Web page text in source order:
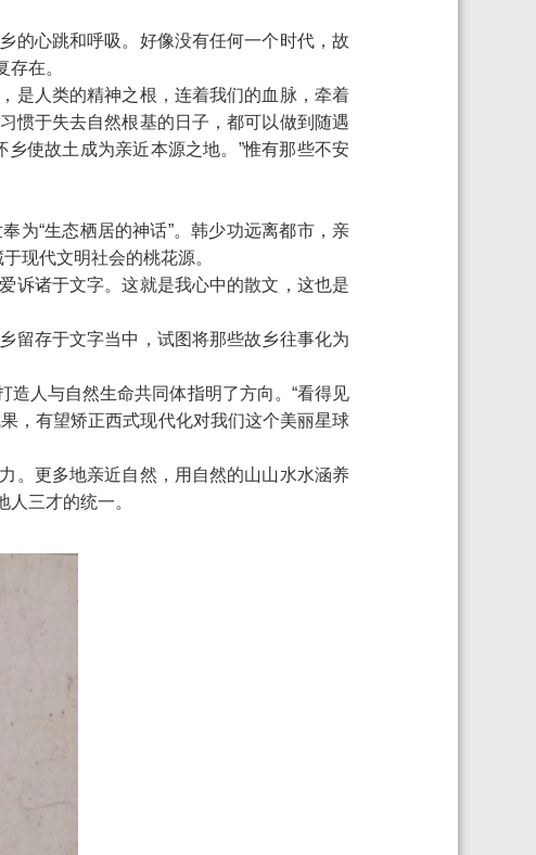
的心跳和呼吸。好像没有任何一个时代，故
在。
是人类的精神之根，连着我们的血脉，牵着
惯于失去自然根基的日子，都可以做到随遇
使故土成为亲近本源之地。”惟有那些不安
为“生态栖居的神话”。韩少功远离都市，亲
现代文明社会的桃花源。
诉诸于文字。这就是我心中的散文，这也是
留存于文字当中，试图将那些故乡往事化为
人与自然生命共同体指明了方向。“看得见
，有望矫正西式现代化对我们这个美丽星球
。更多地亲近自然，用自然的山山水水涵养
三才的统一。